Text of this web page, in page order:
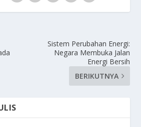
Sistem Perubahan Energi:
Negara Membuka Jalan
Energi Bersih
BERIKUTNYA